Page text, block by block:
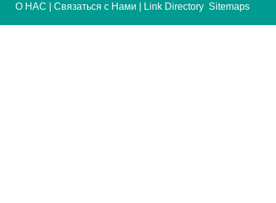
О НАС Связаться с Нами Link Directory Sitemaps